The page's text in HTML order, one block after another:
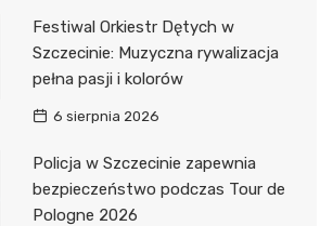
Festiwal Orkiestr Dętych w
Szczecinie: Muzyczna rywalizacja
pełna pasji i kolorów
6 sierpnia 2026
Policja w Szczecinie zapewnia
bezpieczeństwo podczas Tour de
Pologne 2026